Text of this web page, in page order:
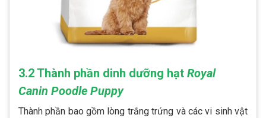
3.2 Thành phần dinh dưỡng hạt Royal
Canin Poodle Puppy
Thành phần bao gồm lòng trắng trứng và các vi sinh vật